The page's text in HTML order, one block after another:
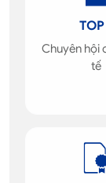
TOP
Chuyên hội
tế